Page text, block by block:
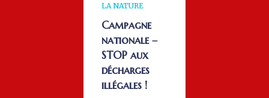
LA NATURE
Campagne
nationale –
STOP aux
décharges
illégales !